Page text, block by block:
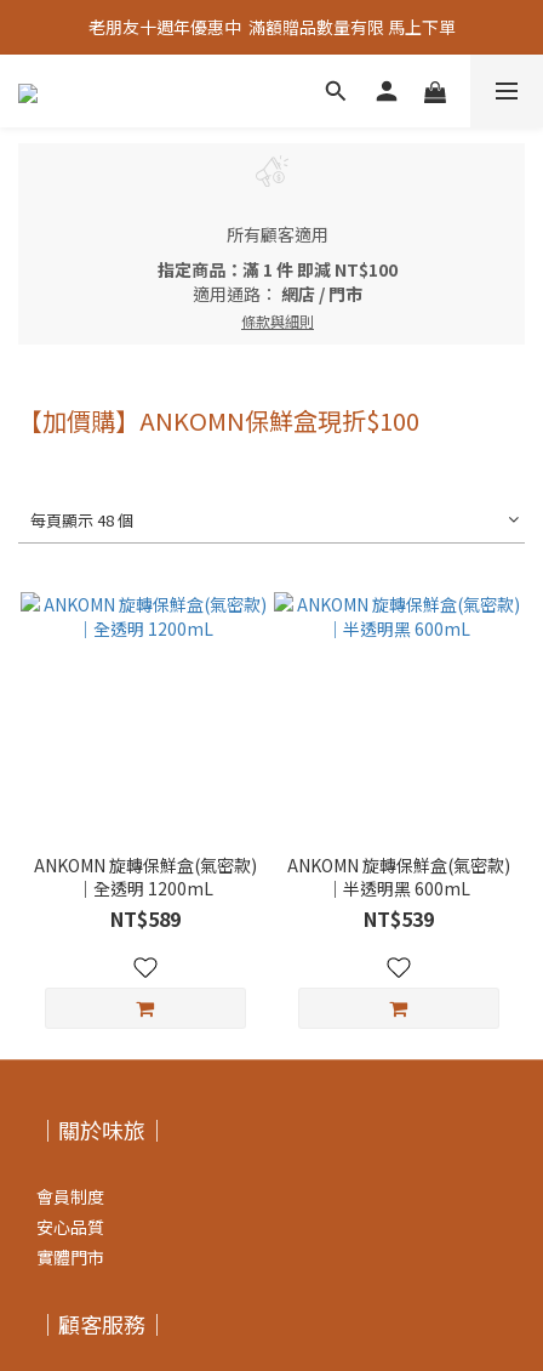
老朋友十週年優惠中  滿額贈品數量有限 馬上下單
老朋友十週年優惠中  滿額贈品數量有限 馬上下單
『嚴選好物』專區上線，優質選品歡迎選購！
所有顧客適用
指定商品：滿 1 件 即減 NT$100
適用通路： 網店 / 門市
條款與細則
【加價購】ANKOMN保鮮盒現折$100
每頁顯示 48 個
ANKOMN 旋轉保鮮盒(氣密款)
｜全透明 1200mL
NT$589
ANKOMN 旋轉保鮮盒(氣密款)
｜半透明黑 600mL
NT$539
｜關於味旅｜
會員制度
安心品質
實體門市
｜顧客服務｜